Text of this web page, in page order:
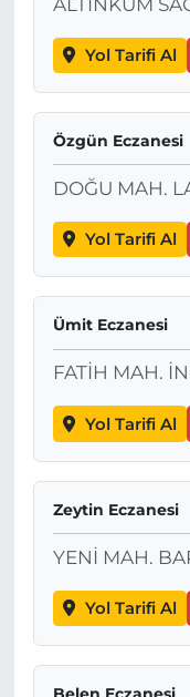
Yol Tarifi Al
Özgün Eczanesi
DOĞU MAH.
Yol Tarifi Al
Ümit Eczanesi
FATİH MAH.
Yol Tarifi Al
Zeytin Eczanesi
YENİ MAH.
Yol Tarifi Al